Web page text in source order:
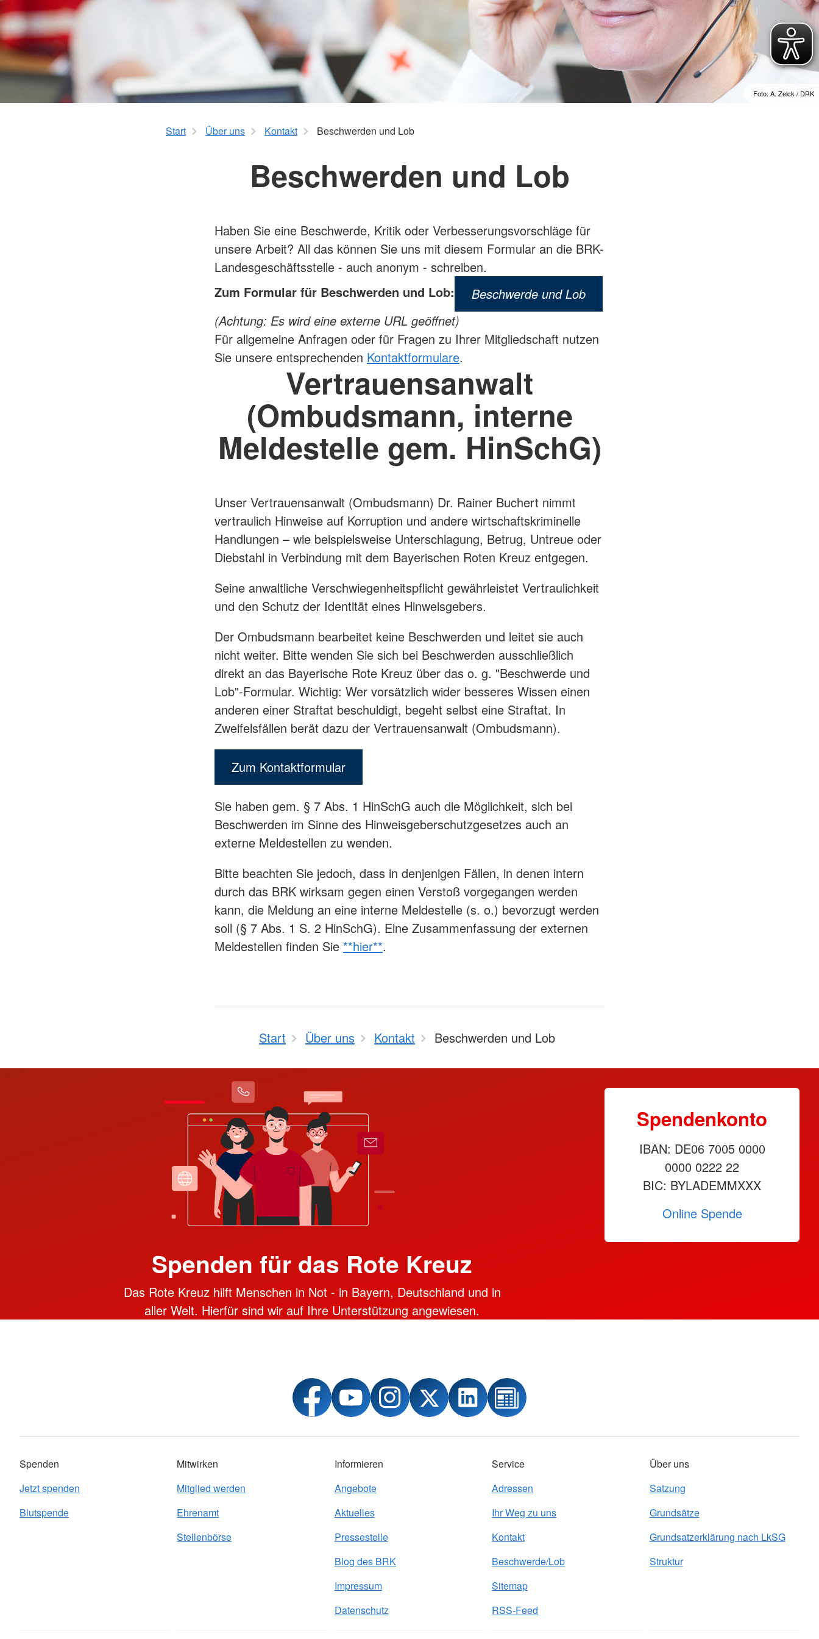
Hauswirtschaftliche Hilfen
Hilfsmittelverleih
Pflegeberatung
Alten-Service-Zentren
Tagespflege
Beratung zur Kur und Erholung
Kindertageseinrichtungen
Hilfen zur Erziehung
Schulsozialarbeit/Jugendsozialarbeit
Schwangerschaftsberatung
Allgemeine
Unterstützungsangebote
psychisch hochbelastete
Geflüchtete
Weitere Projekte
Veröffentlichungen
Suchdienst
Suchdienst
Rettungsdienst
Integrierte Leitstellen
Bereitschaften
Fachdienste der Bereitschaften
Wasserwacht
Bergwacht
Bayerisches Zentrum fürFoto: A. Zelck / DRK
Start Über uns Kontakt Beschwerden und Lob
Beschwerden und Lob
Haben Sie eine Beschwerde, Kritik oder Verbesserungs­vorschläge für
unsere Arbeit? All das können Sie uns mit diesem Formular an die BRK-
Landesgeschäftsstelle - auch anonym - schreiben.
Zum Formular für Beschwerden und Lob:
Beschwerde und Lob
(Achtung: Es wird eine externe URL geöffnet)
Für allgemeine Anfragen oder für Fragen zu Ihrer Mitgliedschaft nutzen
Sie unsere entsprechenden Kontaktformulare.
Vertrauensanwalt
(Ombudsmann, interne
Meldestelle gem. HinSchG)
Unser Vertrauensanwalt (Ombudsmann) Dr. Rainer Buchert nimmt
vertraulich Hinweise auf Korruption und andere wirtschaftskriminelle
Handlungen – wie beispielsweise Unterschlagung, Betrug, Untreue oder
Diebstahl in Verbindung mit dem Bayerischen Roten Kreuz entgegen.
Seine anwaltliche Verschwiegenheitspflicht gewährleistet Vertraulichkeit
und den Schutz der Identität eines Hinweisgebers.
Der Ombudsmann bearbeitet keine Beschwerden und leitet sie auch
nicht weiter. Bitte wenden Sie sich bei Beschwerden ausschließlich
direkt an das Bayerische Rote Kreuz über das o. g. "Beschwerde und
Lob"-Formular. Wichtig: Wer vorsätzlich wider besseres Wissen einen
anderen einer Straftat beschuldigt, begeht selbst eine Straftat. In
Zweifelsfällen berät dazu der Vertrauensanwalt (Ombudsmann).
Zum Kontaktformular
Sie haben gem. § 7 Abs. 1 HinSchG auch die Möglichkeit, sich bei
Beschwerden im Sinne des Hinweisgeberschutzgesetzes auch an
externe Meldestellen zu wenden.
Bitte beachten Sie jedoch, dass in denjenigen Fällen, in denen intern
durch das BRK wirksam gegen einen Verstoß vorgegangen werden
kann, die Meldung an eine interne Meldestelle (s. o.) bevorzugt werden
soll (§ 7 Abs. 1 S. 2 HinSchG). Eine Zusammenfassung der externen
Meldestellen finden Sie **hier**.
Start Über uns Kontakt Beschwerden und Lob
Spenden für das Rote Kreuz
Das Rote Kreuz hilft Menschen in Not - in Bayern, Deutschland und in
aller Welt. Hierfür sind wir auf Ihre Unterstützung angewiesen.
Spendenkonto
IBAN: DE06 7005 0000
0000 0222 22
BIC: BYLADEMMXXX
Online Spende
Spenden
Jetzt spenden
Blutspende
Mitwirken
Mitglied werden
Ehrenamt
Stellenbörse
Informieren
Angebote
Aktuelles
Pressestelle
Blog des BRK
Impressum
Datenschutz
Service
Adressen
Ihr Weg zu uns
Kontakt
Beschwerde/Lob
Sitemap
RSS-Feed
Über uns
Satzung
Grundsätze
Grundsatzerklärung nach LkSG
Struktur